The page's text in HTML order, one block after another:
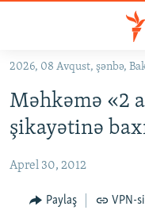
Əsas
qayıt
Əsas
naviqasiyaya
qayıt
KORRUPSIOMETR
#ƏSLINDƏ
FƏRQƏ BAX
2026, 08 Avqust, şənbə,
Məhkəmə «2
şikayətinə
Aprel 30, 2012
Paylaş VPN-